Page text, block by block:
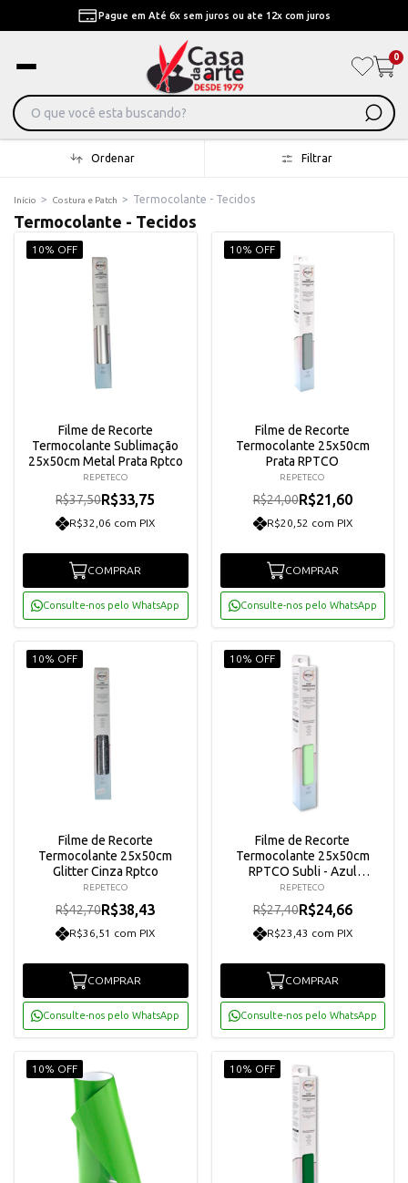
Pague em Até 6x sem juros ou ate 12x com juros
0
Ordenar Filtrar
Início > Costura e Patch > Termocolante - Tecidos
Termocolante - Tecidos
10% OFF
Filme de Recorte
Termocolante Sublimação
25x50cm Metal Prata Rptco
REPETECO
R$37,50R$33,75
R$32,06 com PIX
COMPRAR
Consulte-nos pelo WhatsApp
10% OFF
Filme de Recorte
Termocolante 25x50cm
Prata RPTCO
REPETECO
R$24,00R$21,60
R$20,52 com PIX
COMPRAR
Consulte-nos pelo WhatsApp
10% OFF
Filme de Recorte
Termocolante 25x50cm
Glitter Cinza Rptco
REPETECO
R$42,70R$38,43
R$36,51 com PIX
COMPRAR
Consulte-nos pelo WhatsApp
10% OFF
Filme de Recorte
Termocolante 25x50cm
RPTCO Subli - Azul
Turquesa Claro
REPETECO
R$27,40R$24,66
R$23,43 com PIX
COMPRAR
Consulte-nos pelo WhatsApp
10% OFF 10% OFF